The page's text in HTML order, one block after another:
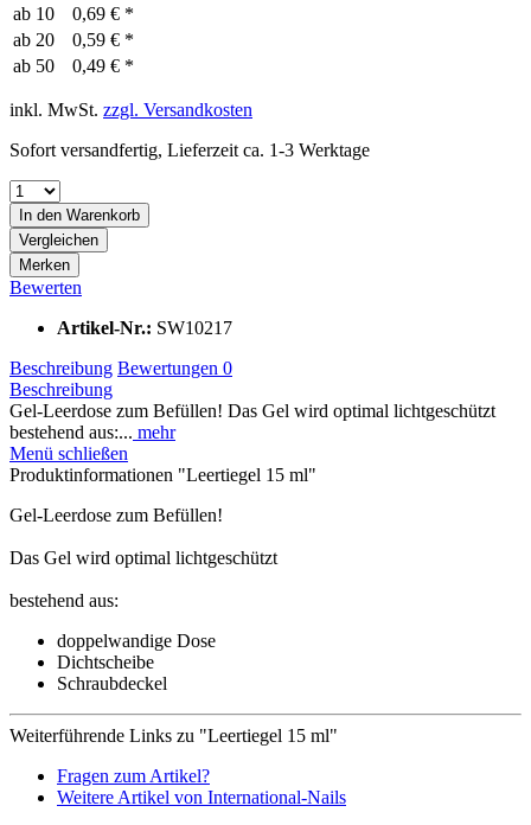
ab 10
0,69 € *
ab 20
0,59 € *
ab 50 0,49 € *
inkl. MwSt. zzgl. Versandkosten
Sofort versandfertig, Lieferzeit ca. 1-3 Werktage
In den Warenkorb
Vergleichen
Merken
Bewerten
Artikel-Nr.: SW10217
Beschreibung Bewertungen 0
Beschreibung
Gel-Leerdose zum Befüllen! Das Gel wird optimal lichtgeschützt
bestehend aus:... mehr
Menü schließen
Produktinformationen "Leertiegel 15 ml"
Gel-Leerdose zum Befüllen!
Das Gel wird optimal lichtgeschützt
bestehend aus:
doppelwandige Dose
Dichtscheibe
Schraubdeckel
Weiterführende Links zu "Leertiegel 15 ml"
Fragen zum Artikel?
Weitere Artikel von International-Nails